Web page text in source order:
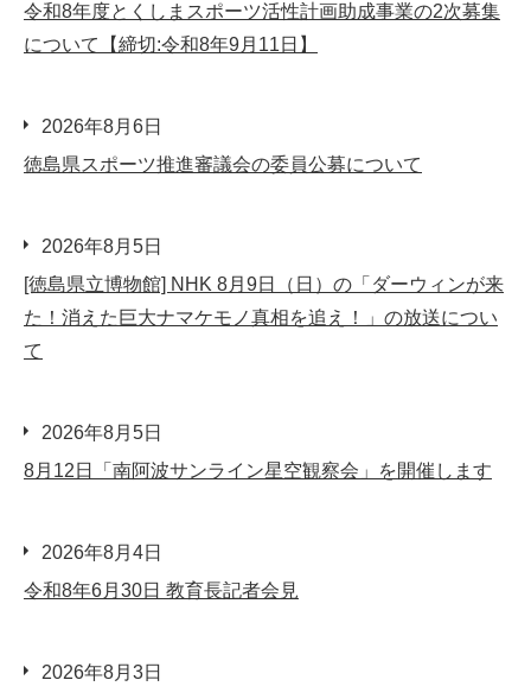
令和8年度とくしまスポーツ活性計画助成事業の2次募集
について【締切:令和8年9月11日】
2026年8月6日
徳島県スポーツ推進審議会の委員公募について
2026年8月5日
[徳島県立博物館] NHK 8月9日（日）の「ダーウィンが来
た！消えた巨大ナマケモノ真相を追え！」の放送につい
て
2026年8月5日
8月12日「南阿波サンライン星空観察会」を開催します
2026年8月4日
令和8年6月30日 教育長記者会見
2026年8月3日